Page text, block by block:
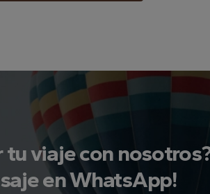
viaje con
en WhatsApp!